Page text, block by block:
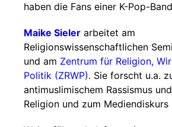
haben die Fans einer K-Pop-
Maike Sieler arbeitet am
Religionswissenschaftlichen
und am Zentrum für Religion,
Politik (ZRWP). Sie forscht u.a.
antimuslimischem Rassismus
Religion und zum Mediendiskurs